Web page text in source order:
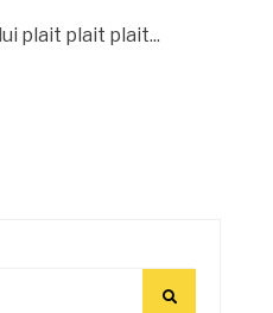
plait plait plait...